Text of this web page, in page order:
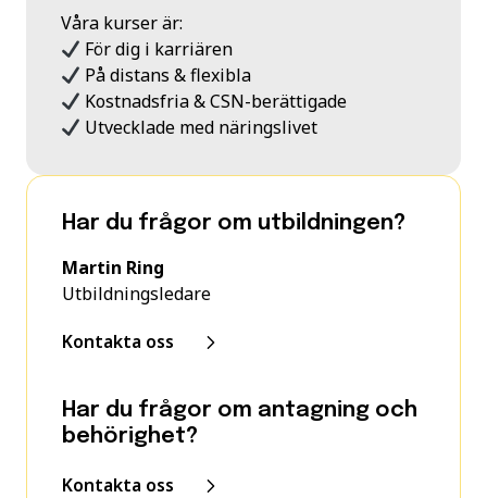
Våra kurser är:
För dig i karriären
På distans & flexibla
Kostnadsfria & CSN-berättigade
Utvecklade med näringslivet
Har du frågor om utbildningen?
Martin Ring
Utbildningsledare
Kontakta oss
Har du frågor om antagning och
behörighet?
Kontakta oss